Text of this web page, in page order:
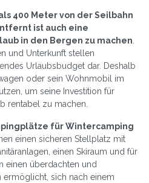
400 Meter von der Seilbahn
ist auch eine
in den Bergen zu machen.
und Unterkunft stellen
Urlaubsbudget dar. Deshalb
oder sein Wohnmobil im
um seine Investition für
rentabel zu machen.
für Wintercamping
einen sicheren Stellplatz mit
einen Skiraum und für
einen überdachten und
ermöglicht, sich nach einem